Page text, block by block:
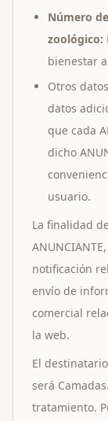
Número
zoológico:
bienestar
Otros
datos
que cada
dicho
usuario.
La finalidad
notificación
envío de
comercial
la web.
El
será
tratamiento.